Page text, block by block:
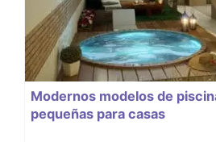
Modernos modelos de
pequeñas para casas